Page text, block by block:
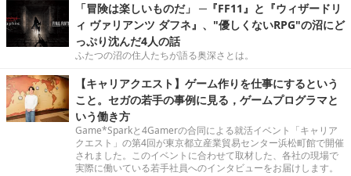
「冒険は楽しいものだ」 ─『FF11』と『ウィザードリ
ィ ヴァリアンツ ダフネ』、"優しくないRPG"の沼にど
っぷり沈んだ4人の話
ふたつの沼の住人たちが語る奥深さとは。
【キャリアクエスト】ゲーム作りを仕事にするという
こと。セガの若手の事例に見る，ゲームプログラマと
いう働き方
Game*Sparkと4Gamerの合同による就活イベント「キャリア
クエスト」の第4回が東京都立産業貿易センター浜松町館で開催
されました。このイベントに合わせて取材した、各社の現場で
実際に働いている若手社員へのインタビューをお届けします。